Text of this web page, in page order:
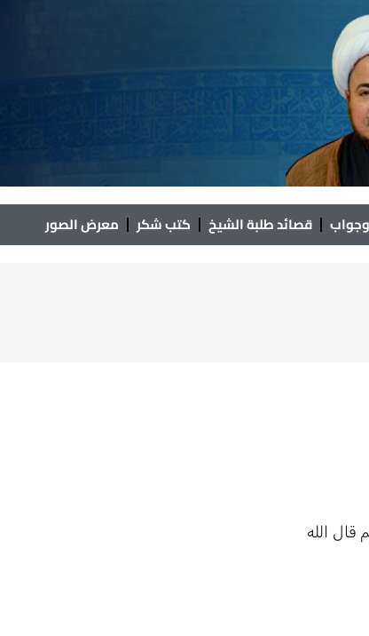
قصائد طلبة الشيخ كتب شكر معرض الصور
قال الله